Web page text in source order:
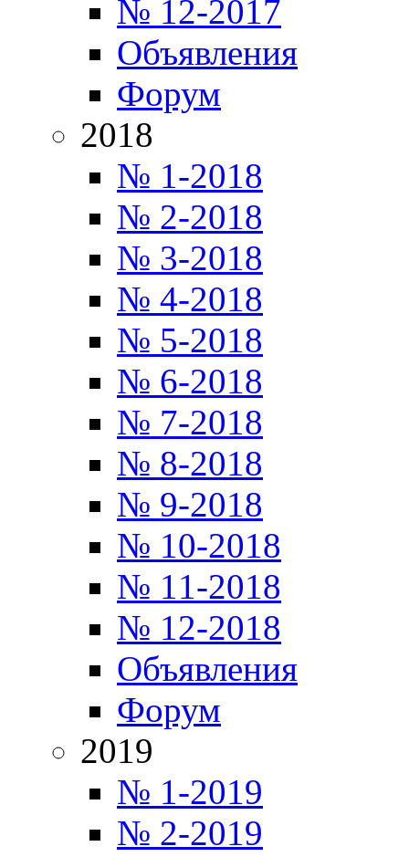
№ 12-2017
Объявления
Форум
2018
№ 1-2018
№ 2-2018
№ 3-2018
№ 4-2018
№ 5-2018
№ 6-2018
№ 7-2018
№ 8-2018
№ 9-2018
№ 10-2018
№ 11-2018
№ 12-2018
Объявления
Форум
2019
№ 1-2019
№ 2-2019